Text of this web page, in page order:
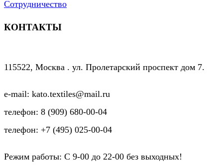
Сотрудничество
КОНТАКТЫ
115522, Москва . ул. Пролетарский проспект дом 7.
e-mail: kato.textiles@mail.ru
телефон: 8 (909) 680-00-04
телефон: +7 (495) 025-00-04
Режим работы: C 9-00 до 22-00 без выходных!